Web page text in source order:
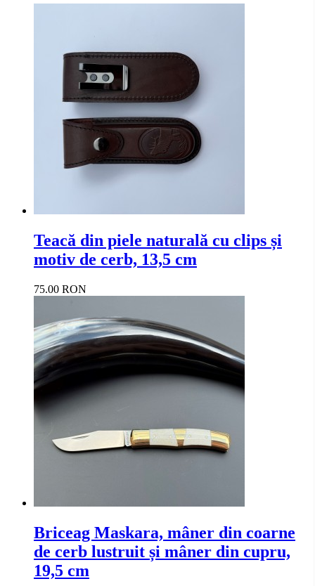
Teacă din piele naturală cu clips și
motiv de cerb, 13,5 cm
75.00 RON
Briceag Maskara, mâner din coarne
de cerb lustruit și mâner din cupru,
19,5 cm